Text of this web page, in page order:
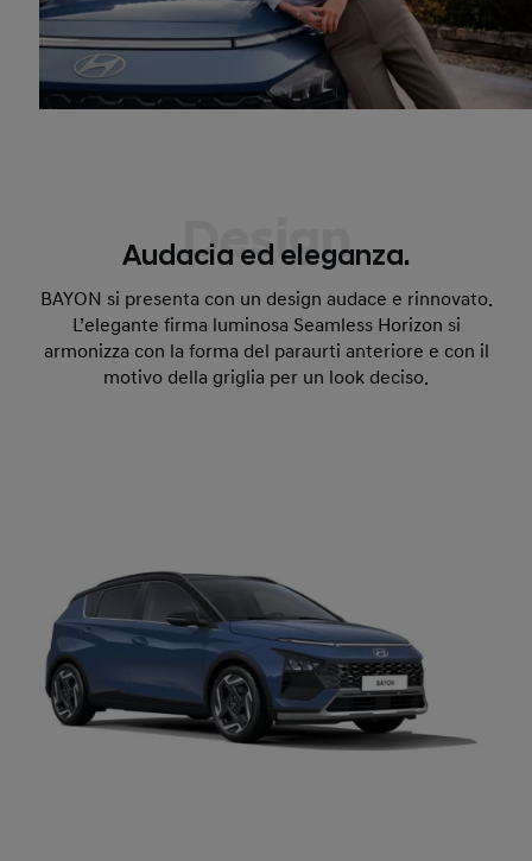
Design
Audacia ed eleganza.
BAYON si presenta con un design audace e rinnovato.
L’elegante firma luminosa Seamless Horizon si
armonizza con la forma del paraurti anteriore e con il
motivo della griglia per un look deciso.